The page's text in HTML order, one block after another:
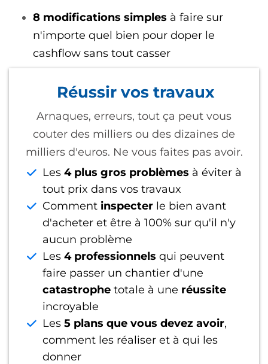
8 modifications simples à faire sur
n'importe quel bien pour doper le
cashflow sans tout casser
Réussir vos travaux
Arnaques, erreurs, tout ça peut vous
couter des milliers ou des dizaines de
milliers d'euros. Ne vous faites pas avoir.
Les 4 plus gros problèmes à éviter à
tout prix dans vos travaux
Comment inspecter le bien avant
d'acheter et être à 100% sur qu'il n'y
aucun problème
Les 4 professionnels qui peuvent
faire passer un chantier d'une
catastrophe totale à une réussite
incroyable
Les 5 plans que vous devez avoir,
comment les réaliser et à qui les
donner